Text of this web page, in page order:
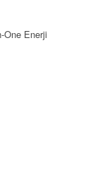
Enerji